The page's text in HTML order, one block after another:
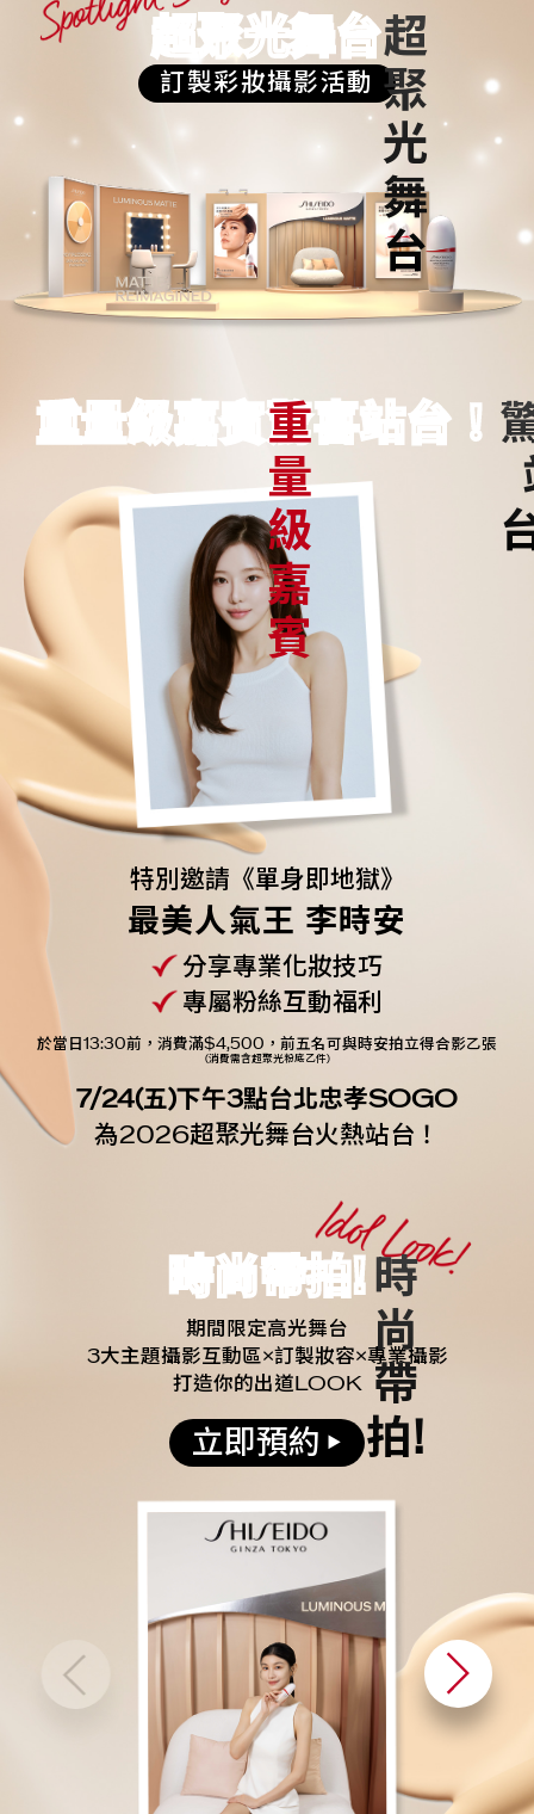
超聚光舞台
訂製彩妝攝影活動
重量級嘉賓驚喜站台！
特別邀請《單身即地獄》
最美人氣王 李時安
分享專業化妝技巧
專屬粉絲互動福利
於當日13:30前，消費滿$4,500，前五名可與時安拍立得合影乙張
(消費需含超聚光粉底乙件)
7/24(五)下午3點台北忠孝SOGO
為2026超聚光舞台火熱站台！
時尚帶拍!
期間限定高光舞台
3大主題攝影互動區×訂製妝容×專業攝影
打造你的出道LOOK
立即預約 ▶